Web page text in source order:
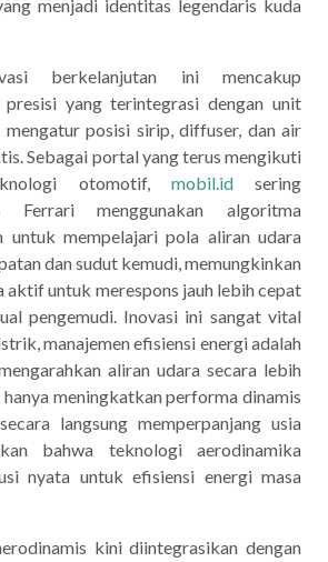
menjadi identitas legendaris kuda
berkelanjutan ini mencakup
presisi yang terintegrasi dengan unit
posisi sirip, diffuser, dan air
Sebagai portal yang terus mengikuti
otomotif, mobil.idsering
Ferrari menggunakan algoritma
untuk mempelajari pola aliran udara
dan sudut kemudi, memungkinkan
aktif untuk merespons jauh lebih cepat
pengemudi. Inovasi ini sangat vital
manajemen efisiensi energi adalah
aliran udara secara lebih
meningkatkan performa dinamis
langsung memperpanjang usia
bahwa teknologi aerodinamika
nyata untuk efisiensi energi masa
kini diintegrasikan dengan